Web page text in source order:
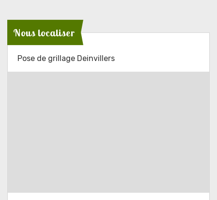
Nous localiser
Pose de grillage Deinvillers